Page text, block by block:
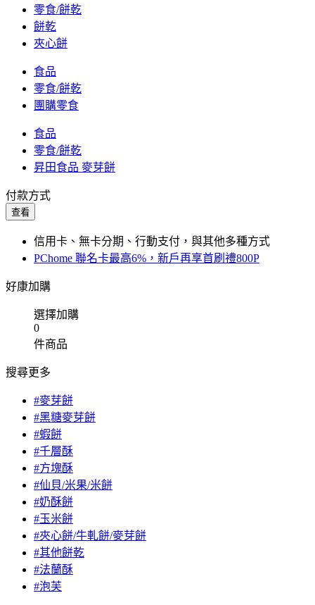
零食/餅乾
餅乾
夾心餅
食品
零食/餅乾
團購零食
食品
零食/餅乾
昇田食品 麥芽餅
付款方式
查看
信用卡、無卡分期、行動支付，與其他多種方式
PChome 聯名卡最高6%，新戶再享首刷禮800P
好康加購
選擇加購
0
件商品
搜尋更多
#麥芽餅
#黑糖麥芽餅
#蝦餅
#千層酥
#方塊酥
#仙貝/米果/米餅
#奶酥餅
#玉米餅
#夾心餅/牛軋餅/麥芽餅
#其他餅乾
#法蘭酥
#泡芙